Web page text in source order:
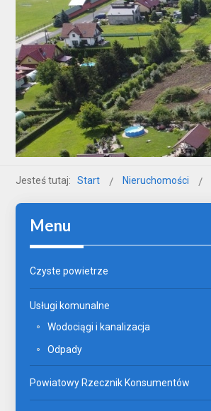
Jesteś tutaj: Start Nieruchomości
Menu
Czyste powietrze
Usługi komunalne
Wodociągi i kanalizacja
Odpady
Powiatowy Rzecznik Konsumentów